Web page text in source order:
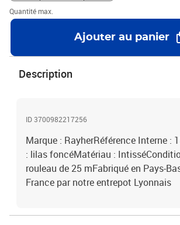
Quantité max.
Ajouter au panier
Description
ID 3700982217256
Marque : RayherRéférence Interne :
: lilas foncéMatériau :
rouleau de 25 mFabriqué en Pays-
France par notre entrepot Lyonnais